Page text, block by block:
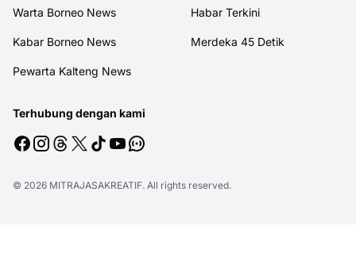
Warta Borneo News Habar Terkini
Kabar Borneo News Merdeka 45 Detik
Pewarta Kalteng News
Terhubung dengan kami
© 2026 MITRAJASAKREATIF. All rights reserved.